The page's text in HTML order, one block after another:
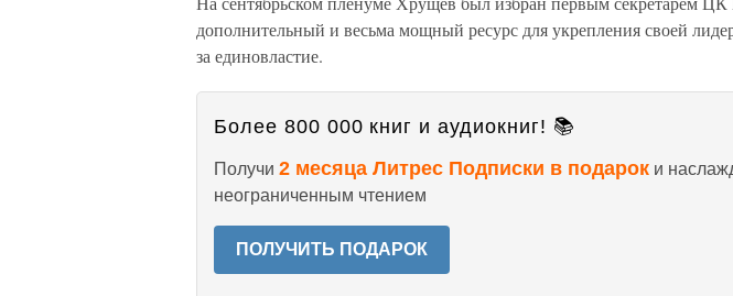
дополнительный и весьма мощный ресурс для укрепления своей
за единовластие.
Более 800 000 книг и аудиокниг! 📚
Получи 2 месяца Литрес Подписки в подарок и
неограниченным чтением
ПОЛУЧИТЬ ПОДАРОК